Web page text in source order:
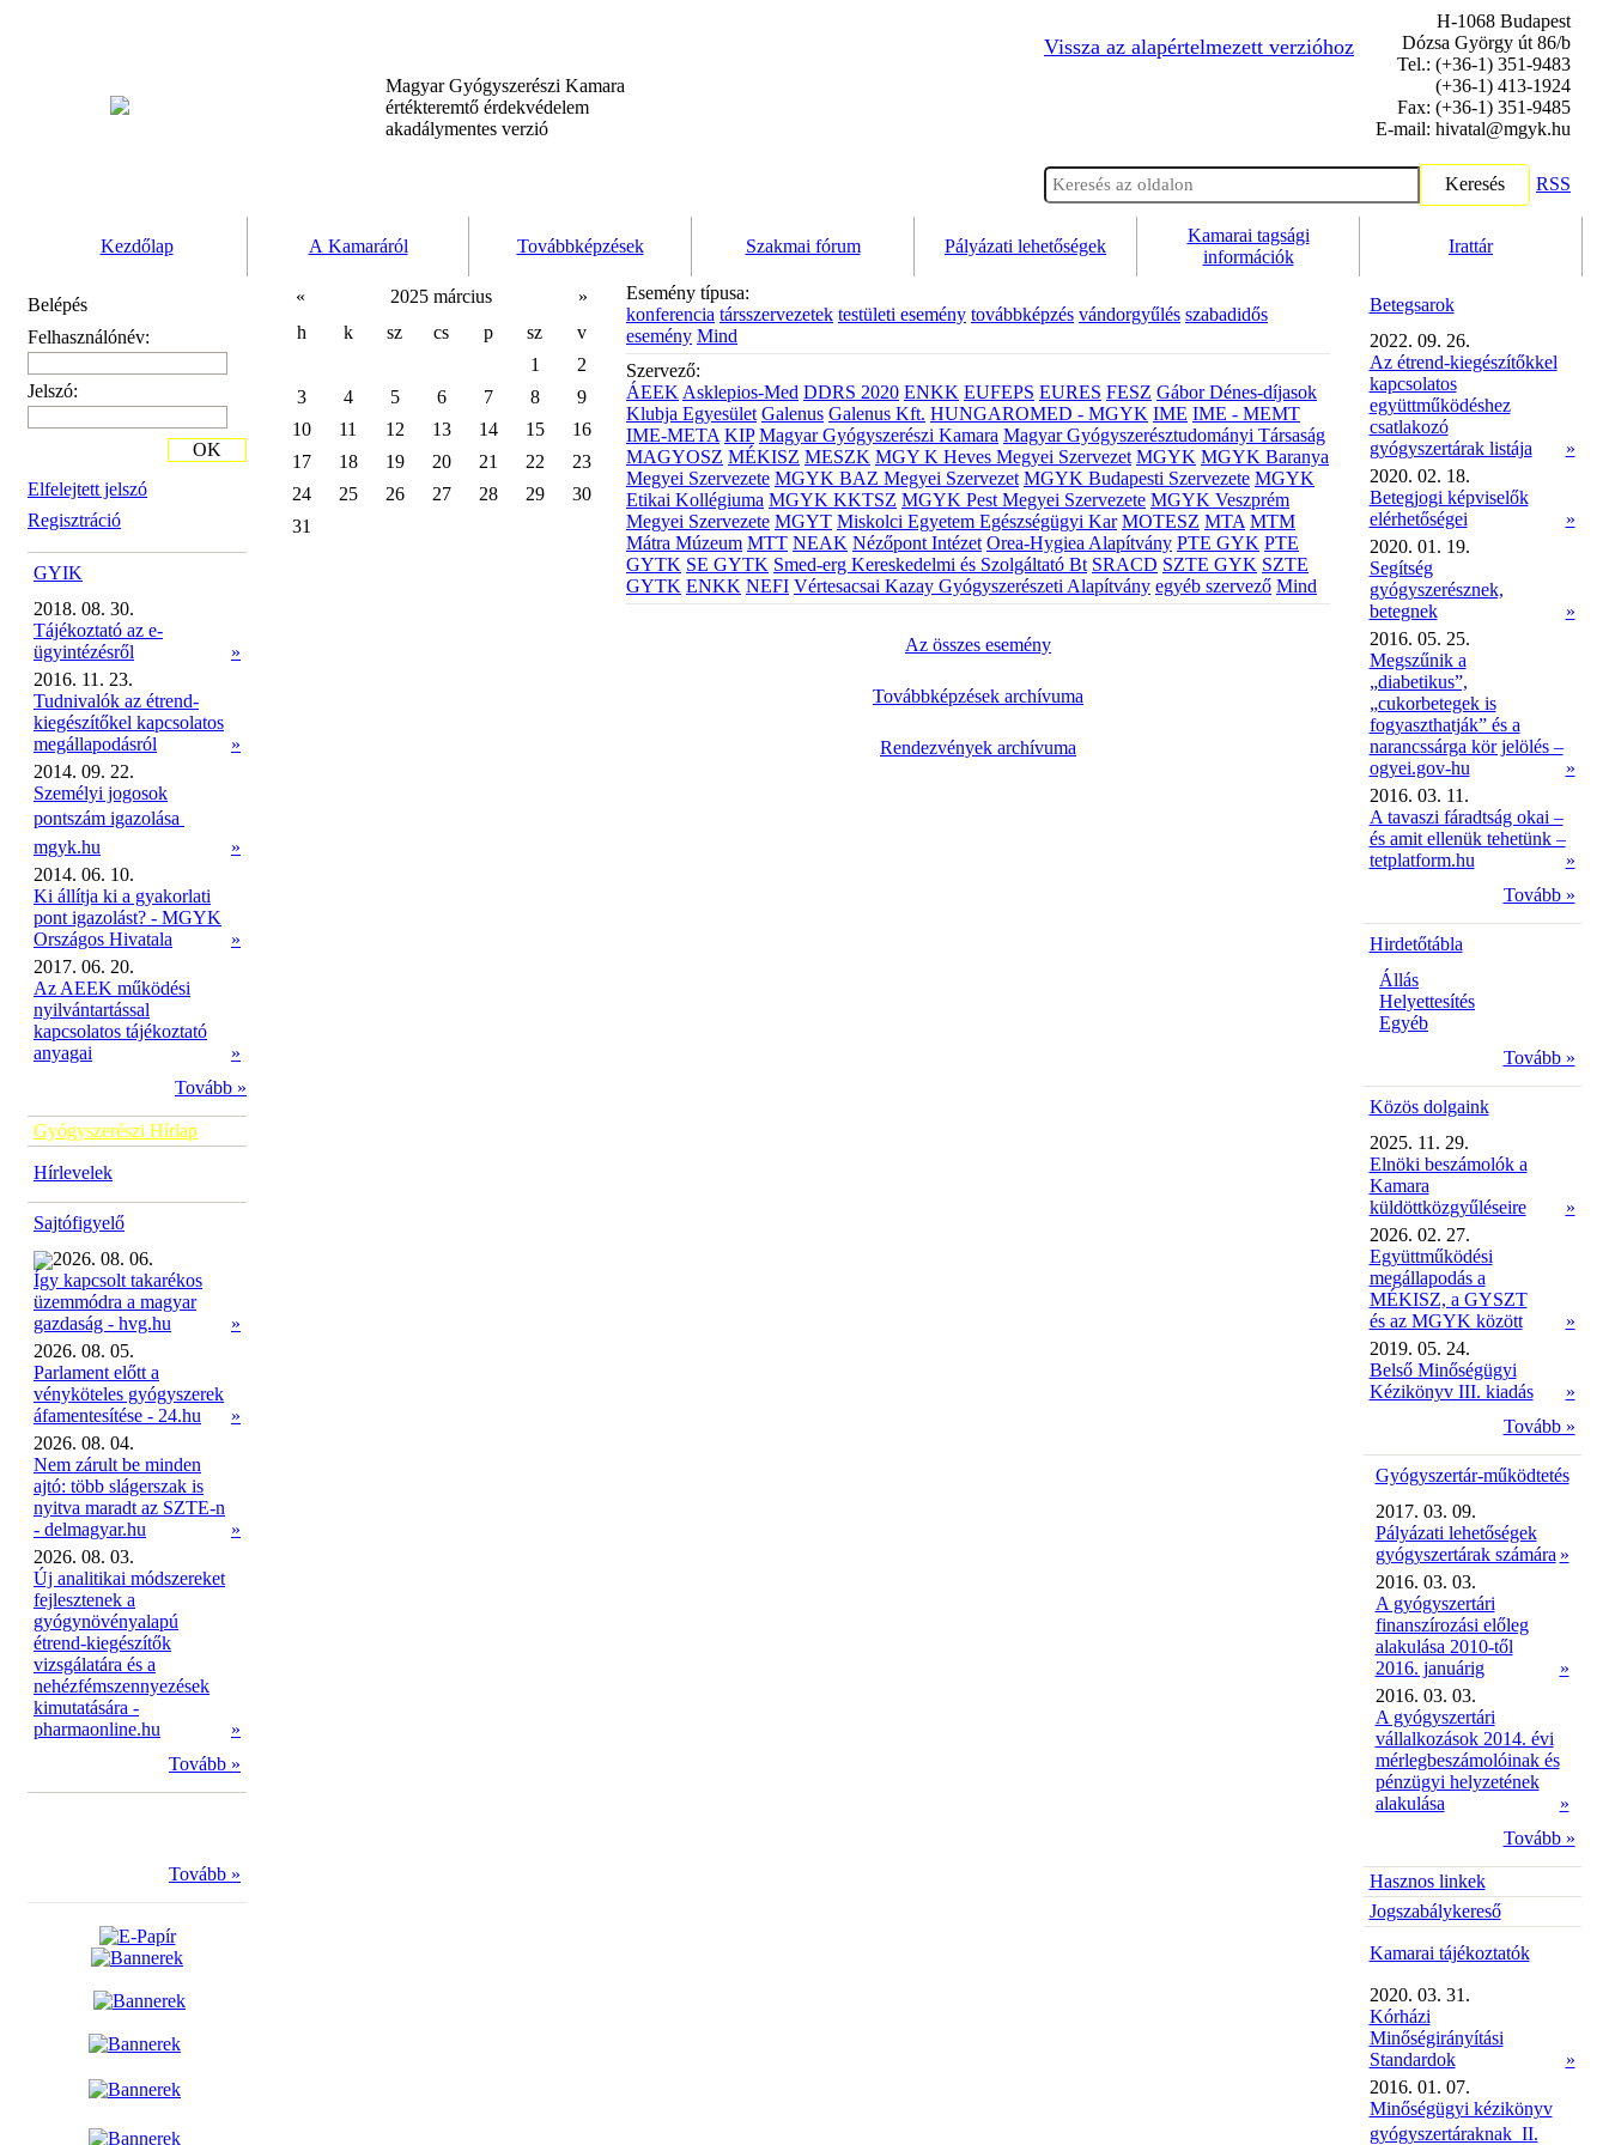
Magyar Gyógyszerészi Kamara
értékteremtő érdekvédelem
akadálymentes verzió
Vissza az alapértelmezett verzióhoz
H-1068 Budapest
Dózsa György út 86/b
Tel.: (+36-1) 351-9483
(+36-1) 413-1924
Fax: (+36-1) 351-9485
E-mail: hivatal@mgyk.hu
Keresés RSS
Kezdőlap A Kamaráról Továbbképzések Szakmai fórum Pályázati lehetőségek
Kamarai tagsági
információk
Irattár
Belépés
Felhasználónév:
Jelszó:
Elfelejtett jelszó
Regisztráció
OK
GYIK
2018. 08. 30.
Tájékoztató az e-
ügyintézésről
»
2016. 11. 23.
Tudnivalók az étrend-
kiegészítőkel kapcsolatos
megállapodásról
»
2014. 09. 22.
Személyi jogosok
pontszám igazolása 
mgyk.hu
»
2014. 06. 10.
Ki állítja ki a gyakorlati
pont igazolást? - MGYK
Országos Hivatala
»
2017. 06. 20.
Az AEEK működési
nyilvántartással
kapcsolatos tájékoztató
anyagai
»
Tovább »
Gyógyszerészi Hírlap
Hírlevelek
Sajtófigyelő
2026. 08. 06.
Így kapcsolt takarékos
üzemmódra a magyar
gazdaság - hvg.hu
»
2026. 08. 05.
Parlament előtt a
vényköteles gyógyszerek
áfamentesítése - 24.hu
»
2026. 08. 04.
Nem zárult be minden
ajtó: több slágerszak is
nyitva maradt az SZTE-n
- delmagyar.hu
»
2026. 08. 03.
Új analitikai módszereket
fejlesztenek a
gyógynövényalapú
étrend-kiegészítők
vizsgálatára és a
nehézfémszennyezések
kimutatására -
pharmaonline.hu
»
Tovább »
Tovább »
« 2025 március
»
h
k sz cs p sz
v
1
2
3
4 5 6 7 8
9
10
11 12 13 14 15
16
17
18 19 20 21 22
23
24
25 26 27 28 29
30
31
Esemény típusa:
konferencia társszervezetek testületi esemény továbbképzés vándorgyűlés szabadidős
esemény Mind
Szervező:
ÁEEK Asklepios-Med DDRS 2020 ENKK EUFEPS EURES FESZ Gábor Dénes-díjasok
Klubja Egyesület Galenus Galenus Kft. HUNGAROMED - MGYK IME IME - MEMT
IME-META KIP Magyar Gyógyszerészi Kamara Magyar Gyógyszerésztudományi Társaság
MAGYOSZ MÉKISZ MESZK MGY K Heves Megyei Szervezet MGYK MGYK Baranya
Megyei Szervezete MGYK BAZ Megyei Szervezet MGYK Budapesti Szervezete MGYK
Etikai Kollégiuma MGYK KKTSZ MGYK Pest Megyei Szervezete MGYK Veszprém
Megyei Szervezete MGYT Miskolci Egyetem Egészségügyi Kar MOTESZ MTA MTM
Mátra Múzeum MTT NEAK Nézőpont Intézet Orea-Hygiea Alapítvány PTE GYK PTE
GYTK SE GYTK Smed-erg Kereskedelmi és Szolgáltató Bt SRACD SZTE GYK SZTE
GYTK ENKK NEFI Vértesacsai Kazay Gyógyszerészeti Alapítvány egyéb szervező Mind
Az összes esemény
Továbbképzések archívuma
Rendezvények archívuma
Betegsarok
2022. 09. 26.
Az étrend-kiegészítőkkel
kapcsolatos
együttműködéshez
csatlakozó
gyógyszertárak listája
»
2020. 02. 18.
Betegjogi képviselők
elérhetőségei
»
2020. 01. 19.
Segítség
gyógyszerésznek,
betegnek
»
2016. 05. 25.
Megszűnik a
„diabetikus”,
„cukorbetegek is
fogyaszthatják” és a
narancssárga kör jelölés –
ogyei.gov-hu
»
2016. 03. 11.
A tavaszi fáradtság okai –
és amit ellenük tehetünk –
tetplatform.hu
»
Tovább »
Hirdetőtábla
Állás
Helyettesítés
Egyéb
Tovább »
Közös dolgaink
2025. 11. 29.
Elnöki beszámolók a
Kamara
küldöttközgyűléseire
»
2026. 02. 27.
Együttműködési
megállapodás a
MÉKISZ, a GYSZT
és az MGYK között
»
2019. 05. 24.
Belső Minőségügyi
Kézikönyv III. kiadás
»
Tovább »
Gyógyszertár-működtetés
2017. 03. 09.
Pályázati lehetőségek
gyógyszertárak számára »
2016. 03. 03.
A gyógyszertári
finanszírozási előleg
alakulása 2010-től
2016. januárig
»
2016. 03. 03.
A gyógyszertári
vállalkozások 2014. évi
mérlegbeszámolóinak és
pénzügyi helyzetének
alakulása
»
Tovább »
Hasznos linkek
Jogszabálykereső
Kamarai tájékoztatók
2020. 03. 31.
Kórházi
Minőségirányítási
Standardok
»
2016. 01. 07.
Minőségügyi kézikönyv
gyógyszertáraknak  II.